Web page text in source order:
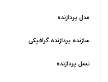
مدل پردازنده
سازنده پردازنده گرافیکی
نسل پردازنده